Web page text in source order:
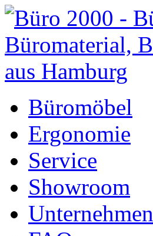
Büromöbel
Ergonomie
Service
Showroom
Unternehmen